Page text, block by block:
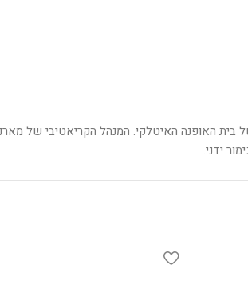
חלקים, שחוגג את החזון האמנותי של בית האופנה האיטלקי.
ידני.